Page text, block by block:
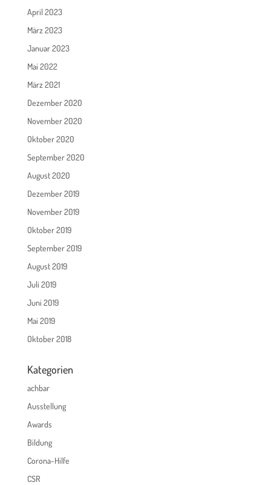
April 2023
März 2023
Januar 2023
Mai 2022
März 2021
Dezember 2020
November 2020
Oktober 2020
September 2020
August 2020
Dezember 2019
November 2019
Oktober 2019
September 2019
August 2019
Juli 2019
Juni 2019
Mai 2019
Oktober 2018
Kategorien
achbar
Ausstellung
Awards
Bildung
Corona-Hilfe
CSR